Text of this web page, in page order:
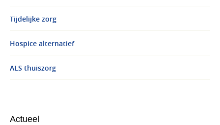
Tijdelijke zorg
Hospice alternatief
ALS thuiszorg
Actueel